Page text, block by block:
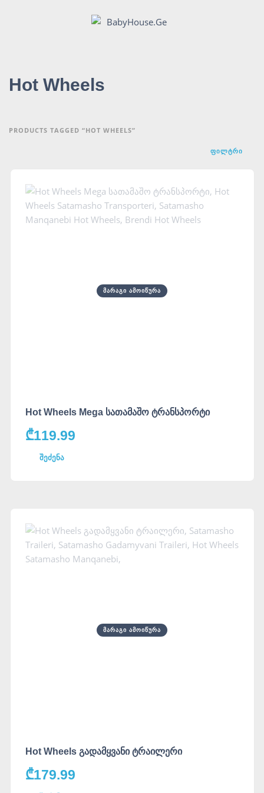
Hot Wheels
PRODUCTS TAGGED “HOT WHEELS”
ᲤᲘᲚᲢᲠᲘ
ᲛᲐᲠᲐᲒᲘ ᲐᲛᲝᲘᲬᲣᲠᲐ
Hot Wheels Mega სათამაშო ტრანსპორტი
₾119.99
შეძენა
ᲛᲐᲠᲐᲒᲘ ᲐᲛᲝᲘᲬᲣᲠᲐ
Hot Wheels გადამყვანი ტრაილერი
₾179.99